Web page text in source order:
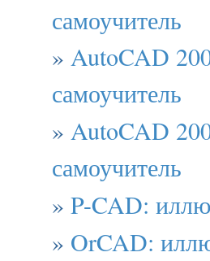
самоучитель
» AutoCAD
самоучитель
» AutoCAD
самоучитель
» P-CAD:
» OrCAD: